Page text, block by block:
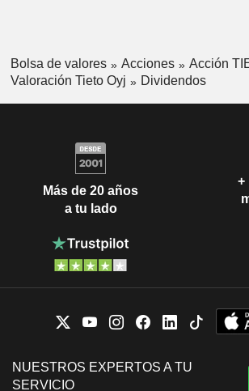
Bolsa de valores Acciones
Acción
Valoración Tieto Oyj
Dividendos
Más de 20 años
a tu lado
+
NUESTROS EXPERTOS A TU
SERVICIO